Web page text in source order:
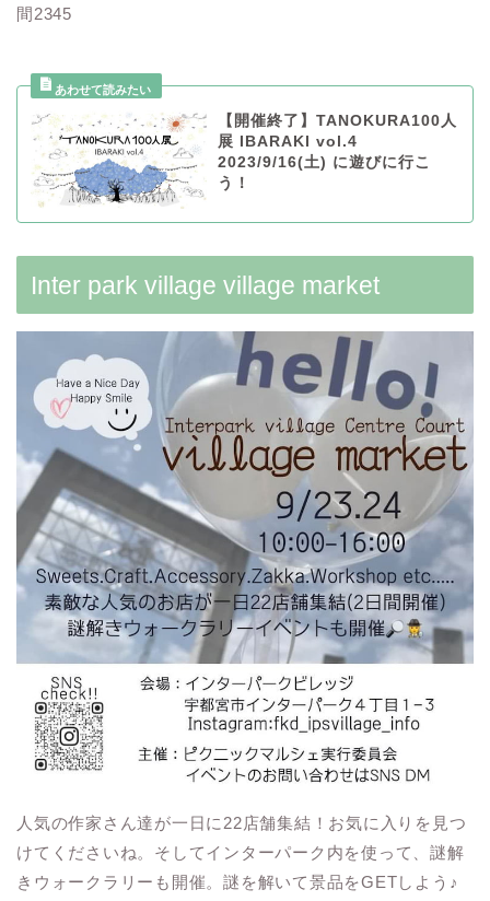
間2345
【開催終了】TANOKURA100人
展 IBARAKI vol.4
2023/9/16(土) に遊びに行こ
う！
Inter park village village market
人気の作家さん達が一日に22店舗集結！お気に入りを見つ
けてくださいね。そしてインターパーク内を使って、謎解
きウォークラリーも開催。謎を解いて景品をGETしよう♪